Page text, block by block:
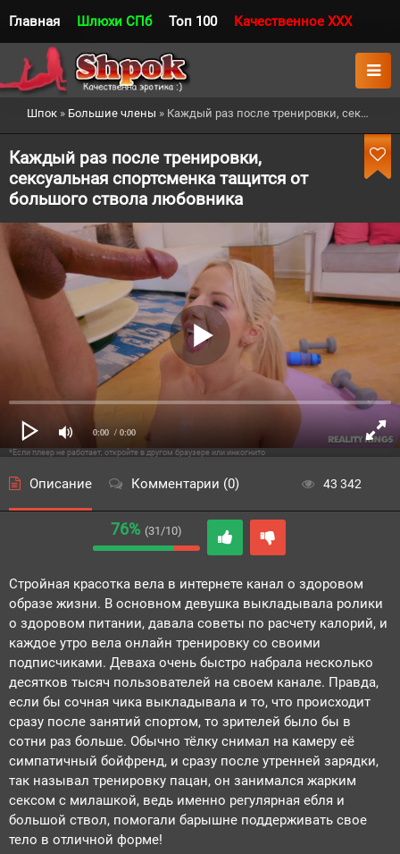
Главная Шлюхи СПб Топ 100 Качественное XXX
Шпок » Большие члены » Каждый раз после тренировки, сексуальная спортсменка тащится от большого ствола любовника
Каждый раз после тренировки,
сексуальная спортсменка тащится от
большого ствола любовника
0:00 / 0:00
*Если плеер не работает, откройте в другом браузере или инкогнито
Описание Комментарии (0)
76% (31/10)
43 342
Стройная красотка вела в интернете канал о здоровом
образе жизни. В основном девушка выкладывала ролики
о здоровом питании, давала советы по расчету калорий, и
каждое утро вела онлайн тренировку со своими
подписчиками. Деваха очень быстро набрала несколько
десятков тысяч пользователей на своем канале. Правда,
если бы сочная чика выкладывала и то, что происходит
сразу после занятий спортом, то зрителей было бы в
сотни раз больше. Обычно тёлку снимал на камеру её
симпатичный бойфренд, и сразу после утренней зарядки,
так называл тренировку пацан, он занимался жарким
сексом с милашкой, ведь именно регулярная ебля и
большой ствол, помогали барышне поддерживать свое
тело в отличной форме!